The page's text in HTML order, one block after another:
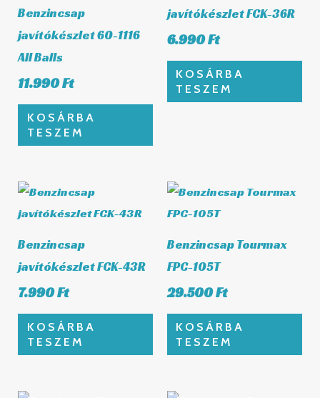
Benzincsap
javítókészlet 60-1116
All Balls
11.990Ft
KOSÁRBA
TESZEM
javítókészlet FCK-36R
6.990Ft
KOSÁRBA
TESZEM
Benzincsap
javítókészlet FCK-43R
7.990Ft
KOSÁRBA
TESZEM
Benzincsap Tourmax
FPC-105T
29.500Ft
KOSÁRBA
TESZEM